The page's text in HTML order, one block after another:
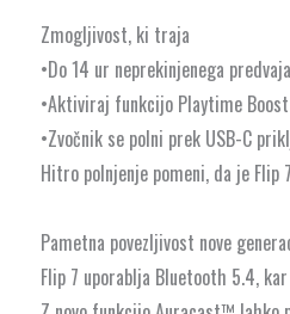
Zmogljivost, ki traja
•Do 14 ur neprekinjenega
•Aktiviraj funkcijo Playtime
•Zvočnik se polni prek USB-C
Hitro polnjenje pomeni, da je
Pametna povezljivost nove
Flip 7 uporablja Bluetooth 5.4,